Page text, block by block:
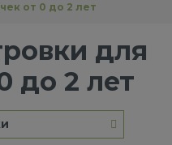
от 0 до 2 лет
для
до 2 лет